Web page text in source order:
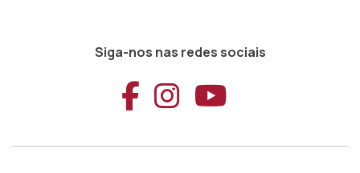
Siga-nos nas redes sociais
Aceder ao
Aceder ao
Aceder